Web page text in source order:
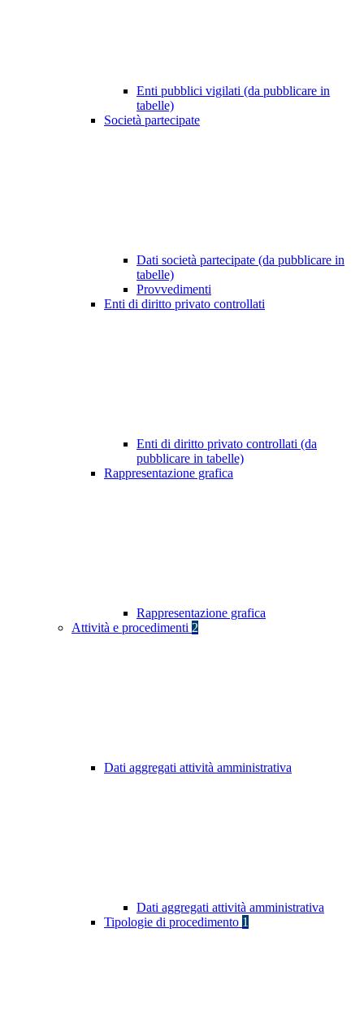
Enti pubblici vigilati (da pubblicare in
tabelle)
Società partecipate
Dati società partecipate (da pubblicare in
tabelle)
Provvedimenti
Enti di diritto privato controllati
Enti di diritto privato controllati (da
pubblicare in tabelle)
Rappresentazione grafica
Rappresentazione grafica
Attività e procedimenti 2
Dati aggregati attività amministrativa
Dati aggregati attività amministrativa
Tipologie di procedimento 1